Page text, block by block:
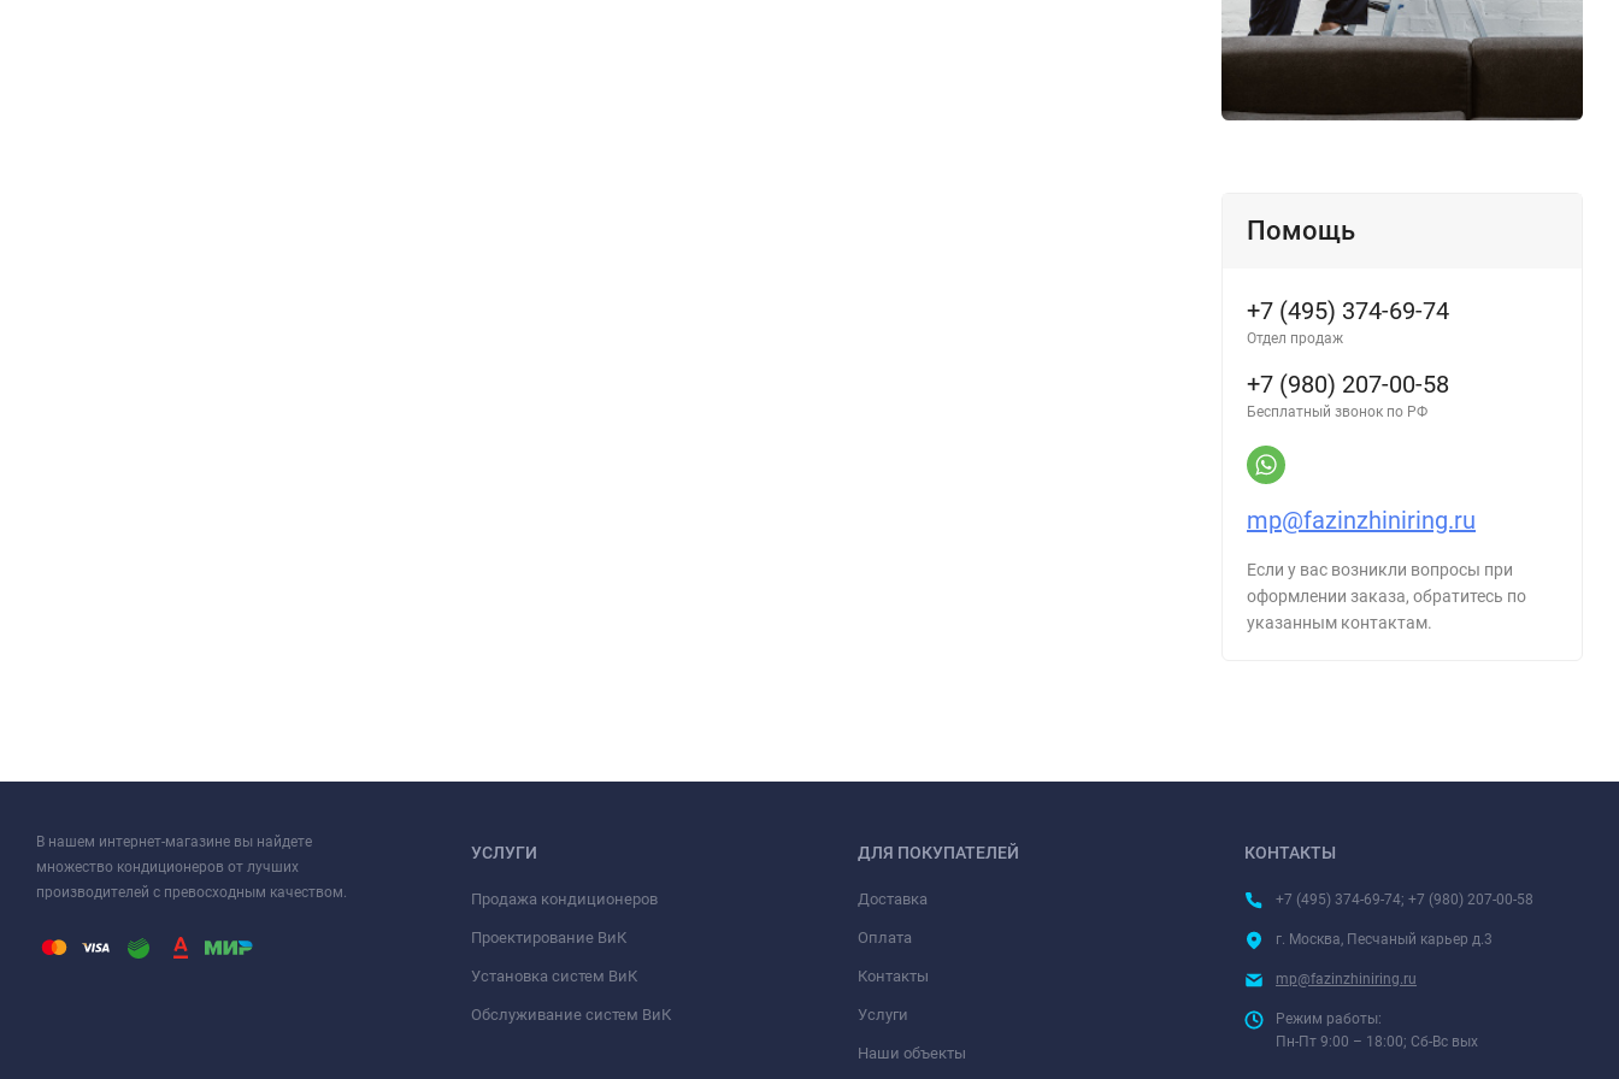
Помощь
+7 (495) 374-69-74
Отдел продаж
+7 (980) 207-00-58
Бесплатный звонок по РФ
mp@fazinzhiniring.ru
Если у вас возникли вопросы при
оформлении заказа, обратитесь по
указанным контактам.
В нашем интернет-магазине вы найдете
множество кондиционеров от лучших
производителей с превосходным качеством.
УСЛУГИ
Продажа кондиционеров
Проектирование ВиК
Установка систем ВиК
Обслуживание систем ВиК
ДЛЯ ПОКУПАТЕЛЕЙ
Доставка
Оплата
Контакты
Услуги
Наши объекты
КОНТАКТЫ
+7 (495) 374-69-74; +7 (980) 207-00-58
г. Москва, Песчаный карьер д.3
mp@fazinzhiniring.ru
Режим работы:
Пн-Пт 9:00 – 18:00; Сб-Вс вых